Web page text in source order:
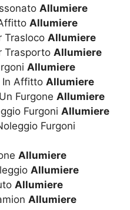
Allumiere
Allumiere
Trasloco Allumiere
Trasporto Allumiere
Allumiere
In Affitto Allumiere
Furgone Allumiere
Furgoni Allumiere
Furgoni
Allumiere
Allumiere
Allumiere
Allumiere